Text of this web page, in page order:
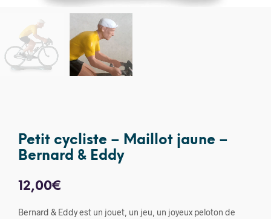
Petit cycliste – Maillot jaune –
Bernard & Eddy
12,00€
Bernard & Eddy est un jouet, un jeu, un joyeux peloton de